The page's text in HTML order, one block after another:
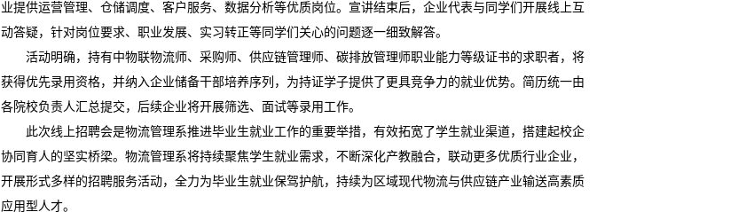
业提供运营管理、仓储调度、客户服务、数据分析等优质岗位。宣讲结束后，企业代表与同学们开展线上互
动答疑，针对岗位要求、职业发展、实习转正等同学们关心的问题逐一细致解答。
活动明确，持有中物联物流师、采购师、供应链管理师、碳排放管理师职业能力等级证书的求职者，将
获得优先录用资格，并纳入企业储备干部培养序列，为持证学子提供了更具竞争力的就业优势。简历统一由
各院校负责人汇总提交，后续企业将开展筛选、面试等录用工作。
此次线上招聘会是物流管理系推进毕业生就业工作的重要举措，有效拓宽了学生就业渠道，搭建起校企
协同育人的坚实桥梁。物流管理系将持续聚焦学生就业需求，不断深化产教融合，联动更多优质行业企业，
开展形式多样的招聘服务活动，全力为毕业生就业保驾护航，持续为区域现代物流与供应链产业输送高素质
应用型人才。